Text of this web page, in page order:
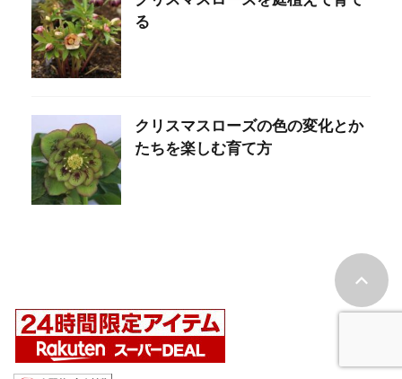
る
クリスマスローズの色の変化とか
たちを楽しむ育て方